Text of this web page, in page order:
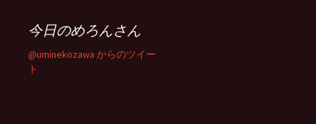
今日のめろんさん
@uminekozawa からのツイー
ト